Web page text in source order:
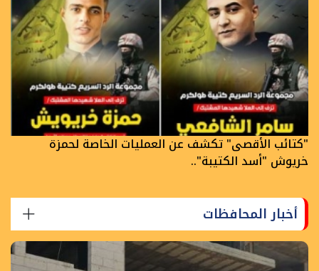
"كتائب الأقصى" تكشف عن العمليات الخاصة لحمزة
خريوش "أسد الكتيبة"..
أخبار المحافظات